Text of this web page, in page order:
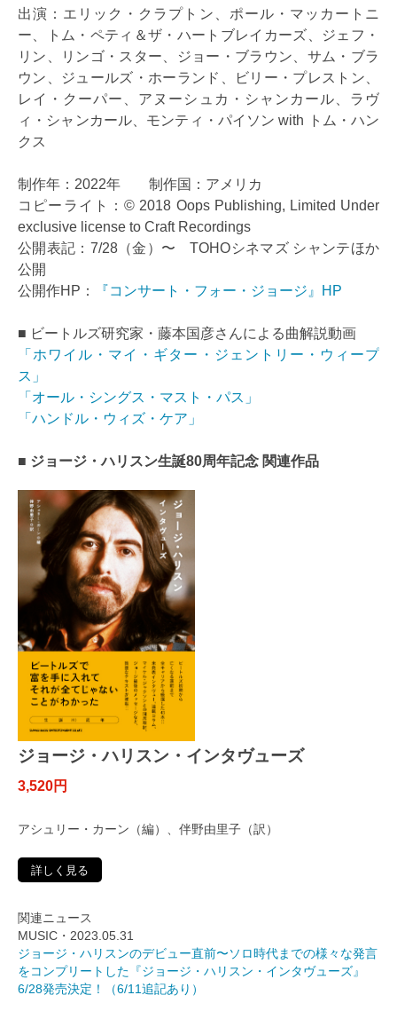
出演：エリック・クラプトン、ポール・マッカートニ
ー、トム・ペティ＆ザ・ハートブレイカーズ、ジェフ・
リン、リンゴ・スター、ジョー・ブラウン、サム・ブラ
ウン、ジュールズ・ホーランド、ビリー・プレストン、
レイ・クーパー、アヌーシュカ・シャンカール、ラヴ
ィ・シャンカール、モンティ・パイソン with トム・ハン
クス
制作年：2022年 制作国：アメリカ
コピーライト：© 2018 Oops Publishing, Limited Under
exclusive license to Craft Recordings
公開表記：7/28（金）〜 TOHOシネマズ シャンテほか
公開
公開作HP：
『コンサート・フォー・ジョージ』HP
■ ビートルズ研究家・藤本国彦さんによる曲解説動画
「ホワイル・マイ・ギター・ジェントリー・ウィープ
ス」
「オール・シングス・マスト・パス」
「ハンドル・ウィズ・ケア」
■ ジョージ・ハリスン生誕80周年記念 関連作品
ジョージ・ハリスン・インタヴューズ
3,520円
アシュリー・カーン（編）、伴野由里子（訳）
詳しく見る
関連ニュース
MUSIC・2023.05.31
ジョージ・ハリスンのデビュー直前〜ソロ時代までの様々な発言
をコンプリートした『ジョージ・ハリスン・インタヴューズ』
6/28発売決定！（6/11追記あり）